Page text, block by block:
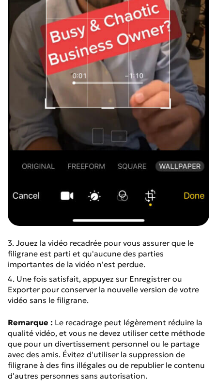
3. Jouez la vidéo recadrée pour vous assurer que le
filigrane est parti et qu'aucune des parties
importantes de la vidéo n'est perdue.
4. Une fois satisfait, appuyez sur Enregistrer ou
Exporter pour conserver la nouvelle version de votre
vidéo sans le filigrane.
Remarque : Le recadrage peut légèrement réduire la
qualité vidéo, et vous ne devez utiliser cette méthode
que pour un divertissement personnel ou le partage
avec des amis. Évitez d'utiliser la suppression de
filigrane à des fins illégales ou de republier le contenu
d'autres personnes sans autorisation.